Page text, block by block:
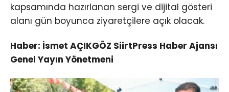
kapsamında hazırlanan sergi ve dijital gösteri
alanı gün boyunca ziyaretçilere açık olacak.
Haber: İsmet AÇIKGÖZ SiirtPress Haber Ajansı
Genel Yayın Yönetmeni